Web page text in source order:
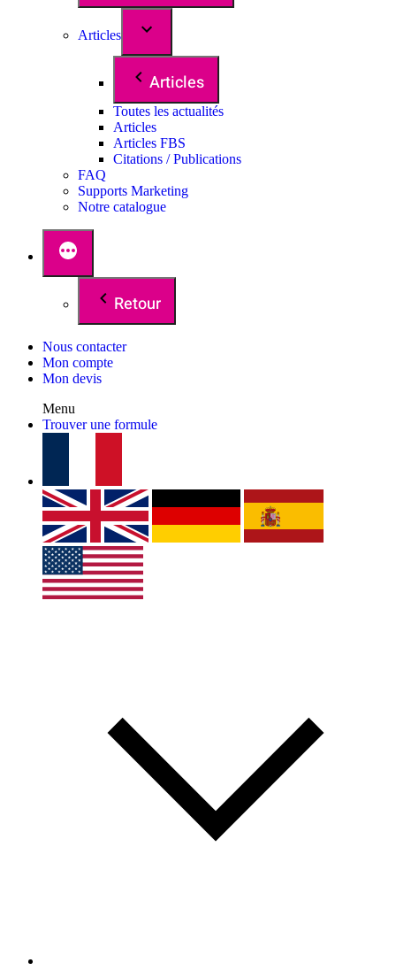
Articles
Articles
Toutes les actualités
Articles
Articles FBS
Citations / Publications
FAQ
Supports Marketing
Notre catalogue
Retour
Nous contacter
Mon compte
Mon devis
Menu
Trouver une formule